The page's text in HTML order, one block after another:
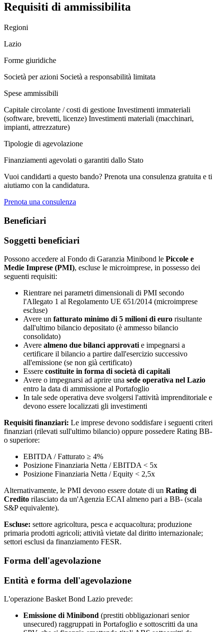
Requisiti di ammissibilita
Regioni
Lazio
Forme giuridiche
Società per azioni Società a responsabilità limitata
Spese ammissibili
Capitale circolante / costi di gestione Investimenti immateriali
(software, brevetti, licenze) Investimenti materiali (macchinari,
impianti, attrezzature)
Tipologie di agevolazione
Finanziamenti agevolati o garantiti dallo Stato
Vuoi candidarti a questo bando? Prenota una consulenza gratuita e ti
aiutiamo con la candidatura.
Prenota una consulenza
Beneficiari
Soggetti beneficiari
Possono accedere al Fondo di Garanzia Minibond le Piccole e
Medie Imprese (PMI), escluse le microimprese, in possesso dei
seguenti requisiti:
Rientrare nei parametri dimensionali di PMI secondo
l'Allegato 1 al Regolamento UE 651/2014 (microimprese
escluse)
Avere un fatturato minimo di 5 milioni di euro risultante
dall'ultimo bilancio depositato (è ammesso bilancio
consolidato)
Avere almeno due bilanci approvati e impegnarsi a
certificare il bilancio a partire dall'esercizio successivo
all'emissione (se non già certificato)
Essere costituite in forma di società di capitali
Avere o impegnarsi ad aprire una sede operativa nel Lazio
entro la data di ammissione al Portafoglio
In tale sede operativa deve svolgersi l'attività imprenditoriale e
devono essere localizzati gli investimenti
Requisiti finanziari: Le imprese devono soddisfare i seguenti criteri
finanziari (rilevati sull'ultimo bilancio) oppure possedere Rating BB-
o superiore:
EBITDA / Fatturato ≥ 4%
Posizione Finanziaria Netta / EBITDA < 5x
Posizione Finanziaria Netta / Equity < 2,5x
Alternativamente, le PMI devono essere dotate di un Rating di
Credito rilasciato da un'Agenzia ECAI almeno pari a BB- (scala
S&P equivalente).
Escluse: settore agricoltura, pesca e acquacoltura; produzione
primaria prodotti agricoli; attività vietate dal diritto internazionale;
settori esclusi da finanziamento FESR.
Forma dell'agevolazione
Entità e forma dell'agevolazione
L'operazione Basket Bond Lazio prevede:
Emissione di Minibond (prestiti obbligazionari senior
unsecured) raggruppati in Portafoglio e sottoscritti da una